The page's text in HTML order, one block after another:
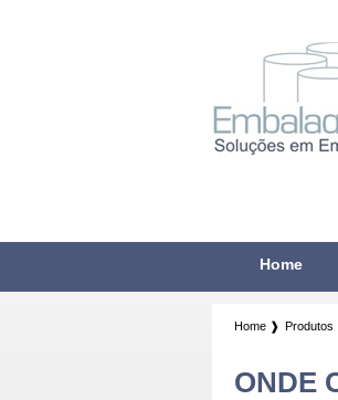
Home
Home ❱ Produtos
ONDE